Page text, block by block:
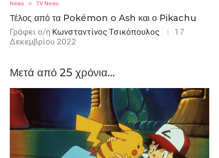
News
TV News
Τέλος από τα Pokémon o Ash και ο Pikachu
Γράφει ο/η Κωνσταντίνος Τσικόπουλος
17
Δεκεμβρίου 2022
Μετά από 25 χρόνια…